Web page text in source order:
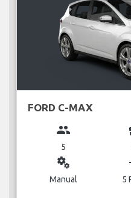
FORD C-MAX
group
5
miscellaneous_services
Manual 5